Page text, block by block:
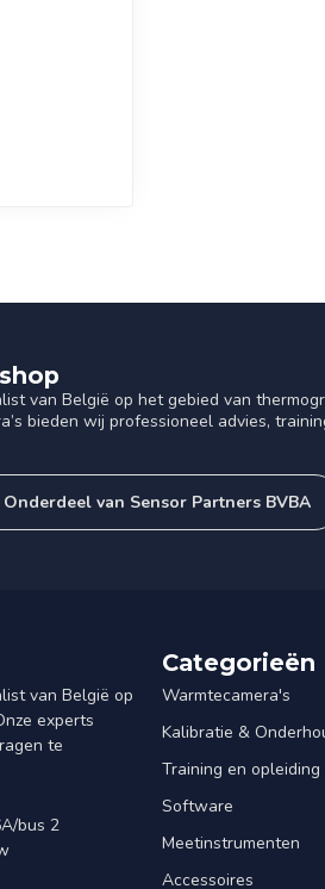
van België op het gebied van
bieden wij professioneel advies,
Onderdeel van Sensor Partners BVBA
van België op
experts
te
bus 2
Categorieën
Warmtecamera's
Kalibratie &
Training en opleiding
Software
Meetinstrumenten
Accessoires